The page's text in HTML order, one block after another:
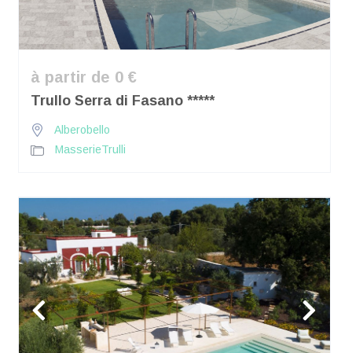
à partir de 0 €
Trullo Serra di Fasano *****
Alberobello
MasserieTrulli